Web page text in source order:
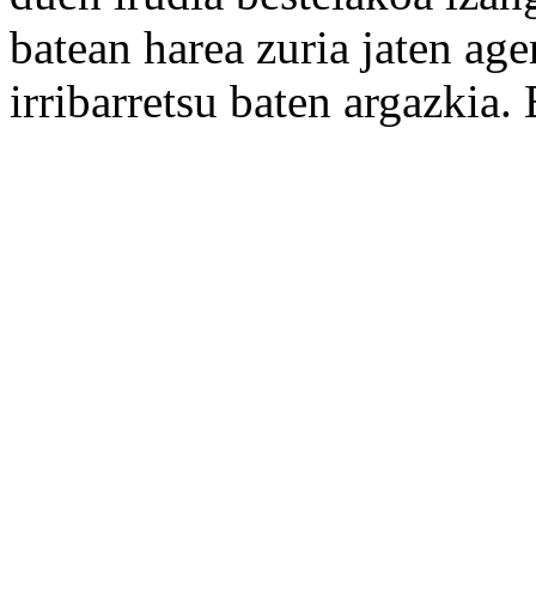
batean harea zuria jaten
irribarretsu baten argazkia.